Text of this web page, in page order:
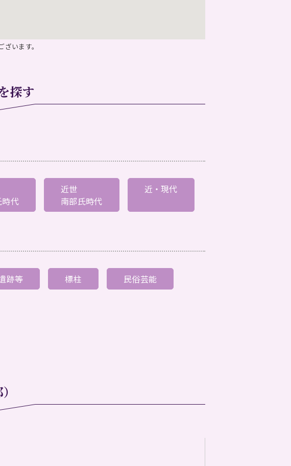
います。
探す
代
近世
南部氏時代
近・現代
跡等 標柱 民俗芸能